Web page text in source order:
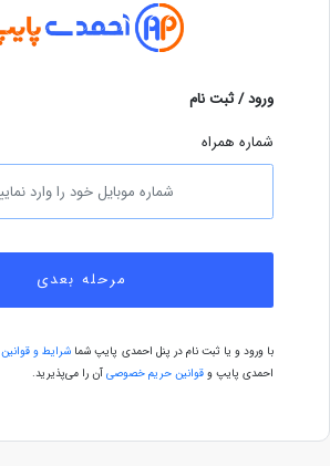
ورود / ثبت نام
شماره همراه
مرحله بعدی
با ورود و یا ثبت نام در پنل احمدی پایپ شما شرایط و قوانین
احمدی پایپ و قوانین حریم خصوصی آن را می‌پذیرید.